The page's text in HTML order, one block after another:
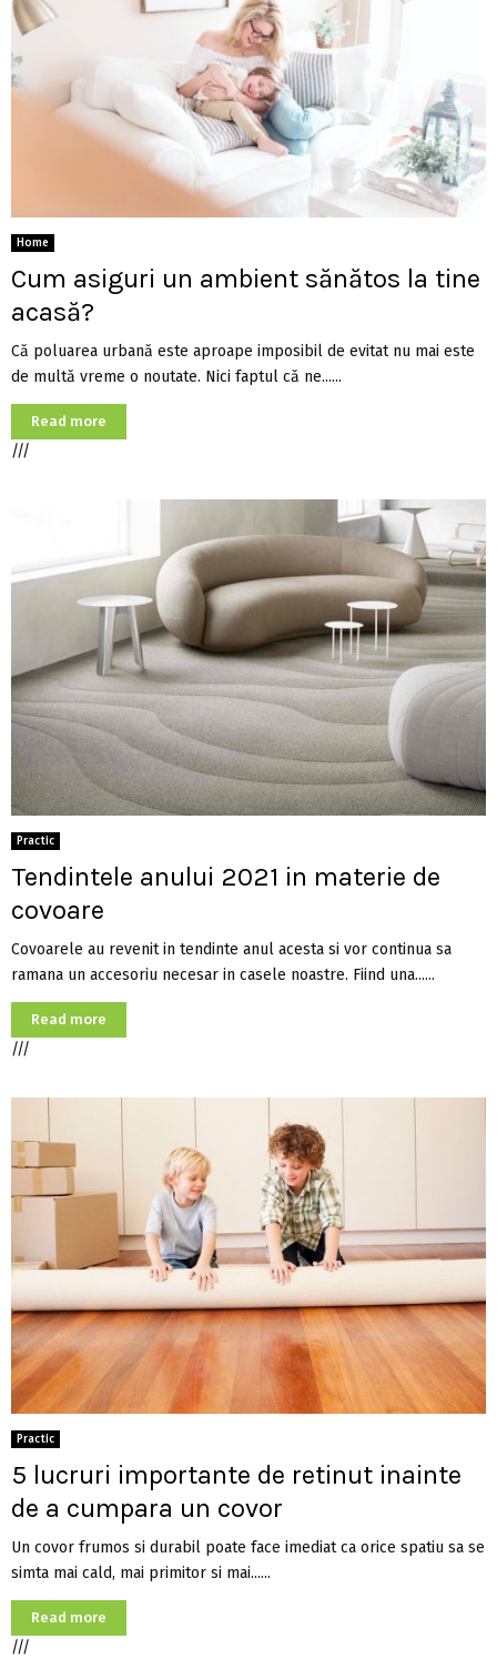
Home
Cum asiguri un ambient sănătos la tine
acasă?
Că poluarea urbană este aproape imposibil de evitat nu mai este
de multă vreme o noutate. Nici faptul că ne......
Read more
///
Practic
Tendintele anului 2021 in materie de
covoare
Covoarele au revenit in tendinte anul acesta si vor continua sa
ramana un accesoriu necesar in casele noastre. Fiind una......
Read more
///
Practic
5 lucruri importante de retinut inainte
de a cumpara un covor
Un covor frumos si durabil poate face imediat ca orice spatiu sa se
simta mai cald, mai primitor si mai......
Read more
///